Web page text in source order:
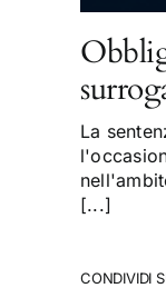
La
[...]
CONDIVIDI